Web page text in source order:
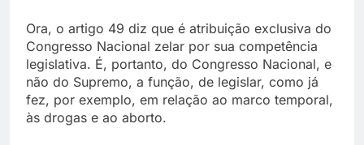
Ora, o artigo 49 diz que é atribuição exclusiva do
Congresso Nacional zelar por sua competência
legislativa. É, portanto, do Congresso Nacional, e
não do Supremo, a função, de legislar, como já
fez, por exemplo, em relação ao marco temporal,
às drogas e ao aborto.